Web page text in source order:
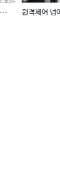
원격제어 넘